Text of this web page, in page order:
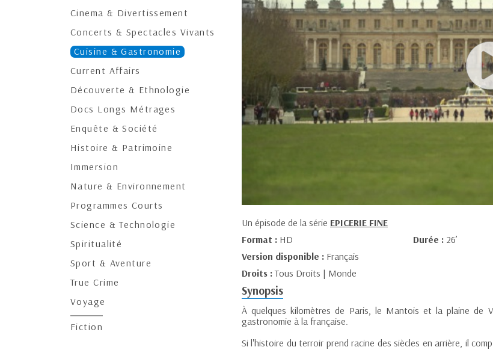
Cinema & Divertissement
Concerts & Spectacles Vivants
Cuisine & Gastronomie
Current Affairs
Découverte & Ethnologie
Docs Longs Métrages
Enquête & Société
Histoire & Patrimoine
Immersion
Nature & Environnement
Programmes Courts
Science & Technologie
Spiritualité
Sport & Aventure
True Crime
Voyage
Fiction
Un épisode de la série EPICERIE FINE
Format : HD Durée : 26’
Version disponible : Français
Droits :Tous Droits | Monde
Synopsis
À quelques kilomètres de Paris, le Mantois et la plaine de
gastronomie à la française.
Si l'histoire du terroir prend racine des siècles en arrière, il